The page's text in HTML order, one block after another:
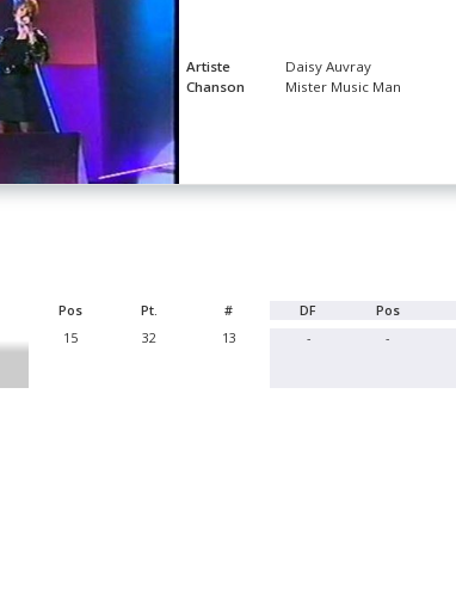
Artiste
Daisy Auvray
Chanson
Mister Music Man
Pos Pt. # DF Pos
15 32 13 - -